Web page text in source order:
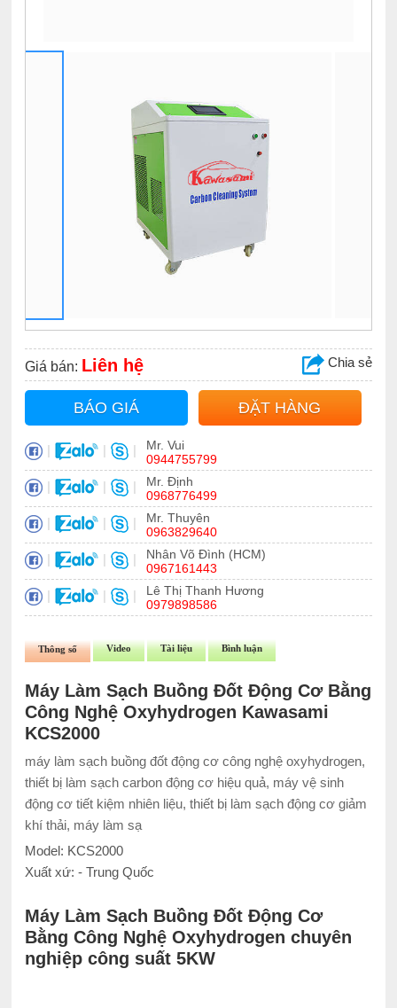
Giá bán: Liên hệ Chia sẻ
BÁO GIÁ ĐẶT HÀNG
| | |
Mr. Vui
0944755799
| | |
Mr. Định
0968776499
| | |
Mr. Thuyên
0963829640
| | |
Nhân Võ Đình (HCM)
0967161443
| | |
Lê Thị Thanh Hương
0979898586
Thông số Video Tài liệu Bình luận
Máy Làm Sạch Buồng Đốt Động Cơ Bằng
Công Nghệ Oxyhydrogen Kawasami
KCS2000
máy làm sạch buồng đốt động cơ công nghệ oxyhydrogen,
thiết bị làm sạch carbon động cơ hiệu quả, máy vệ sinh
động cơ tiết kiệm nhiên liệu, thiết bị làm sạch động cơ giảm
khí thải, máy làm sạ
Model: KCS2000
Xuất xứ: - Trung Quốc
Máy Làm Sạch Buồng Đốt Động Cơ
Bằng Công Nghệ Oxyhydrogen chuyên
nghiệp công suất 5KW